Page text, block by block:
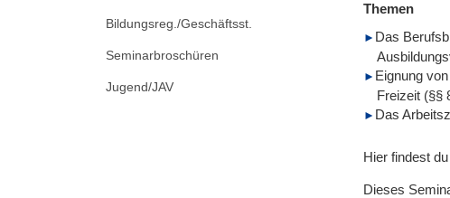
Bildungsreg./Geschäftsst.
Seminarbroschüren
Jugend/JAV
Themen
Das
Eignung
Freizeit (§§
Das
Hier findest
Dieses